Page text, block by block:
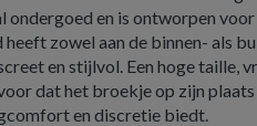
ondergoed en is ontworpen
zowel aan de binnen- als
en stijlvol. Een hoge taille,
dat het broekje op zijn
en discretie biedt.